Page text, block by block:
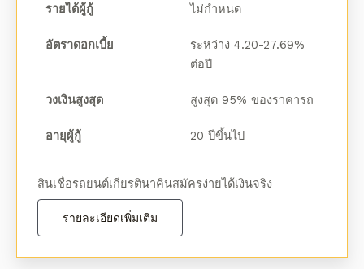
รายได้ผู้กู้ ไม่กำหนด
อัตราดอกเบี้ย
ระหว่าง 4.20-27.69%
ต่อปี
วงเงินสูงสุด สูงสุด 95% ของราคารถ
อายุผู้กู้ 20 ปีขึ้นไป
สินเชื่อรถยนต์เกียรตินาคินสมัครง่ายได้เงินจริง
รายละเอียดเพิ่มเติม